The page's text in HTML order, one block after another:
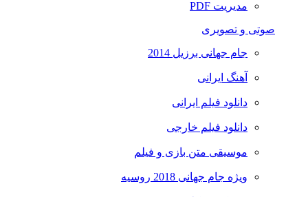
مدیریت PDF
صوتی و تصویری
جام جهانی برزیل 2014
آهنگ ایرانی
دانلود فیلم ایرانی
دانلود فیلم خارجی
موسیقی متن بازی و فیلم
ویژه جام جهانی 2018 روسیه